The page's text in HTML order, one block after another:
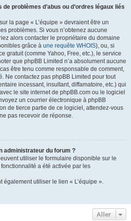
problèmes d’abus ou d’ordres légaux liés
la page « L’équipe » devraient être un
problèmes. Si vous n’obtenez aucune
alors contacter le propriétaire du domaine
grâce à une requête WHOIS), ou, si
gratuit (comme Yahoo, Free, etc.), le service
que phpBB Limited n’a absolument aucune
être tenu comme responsable de comment,
Ne contactez pas phpBB Limited pour tout
incessant, insultant, diffamatoire, etc.) qui
le site internet de phpBB.com ou le logiciel
un courrier électronique à phpBB
de tierce partie de ce logiciel, attendez-vous
pas recevoir de réponse.
administrateur du forum ?
utiliser le formulaire disponible sur le
a été activée par les
également utiliser le lien « L’équipe ».
Aller